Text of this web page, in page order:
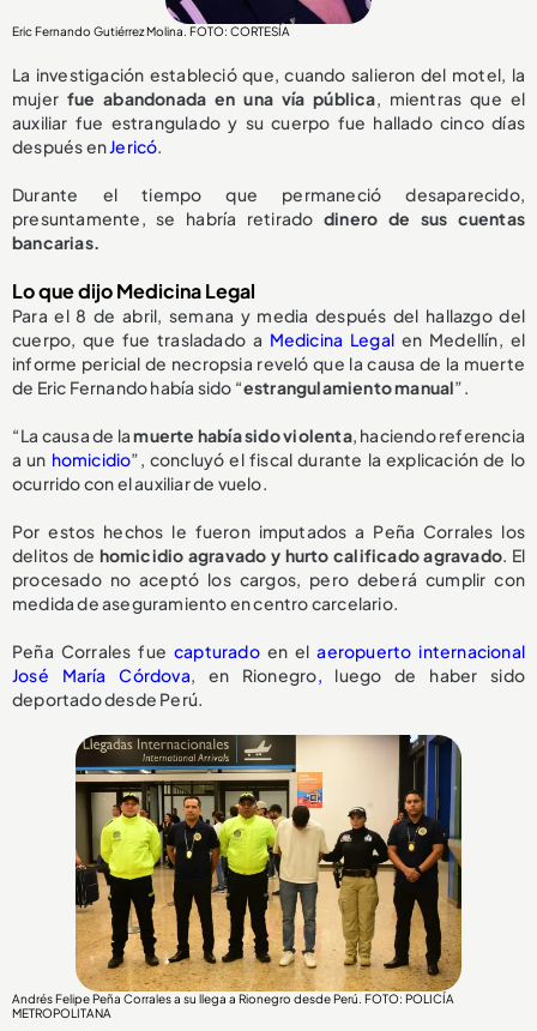
Eric Fernando Gutiérrez Molina. FOTO: CORTESÍA
La investigación estableció que, cuando salieron del motel, la
mujer fue abandonada en una vía pública, mientras que el
auxiliar fue estrangulado y su cuerpo fue hallado cinco días
después enJericó.
Durante el tiempo que permaneció desaparecido,
presuntamente, se habría retirado dinero de sus cuentas
bancarias.
Lo que dijo Medicina Legal
Para el 8 de abril, semana y media después del hallazgo del
cuerpo, que fue trasladado a Medicina Legal en Medellín, el
informe pericial de necropsia reveló que la causa de la muerte
de Eric Fernando había sido “estrangulamiento manual”.
“La causa de lamuerte había sido violenta, haciendo referencia
a un homicidio”, concluyó el fiscal durante la explicación de lo
ocurrido con el auxiliar de vuelo.
Por estos hechos le fueron imputados a Peña Corrales los
delitos de homicidio agravado y hurto calificado agravado. El
procesado no aceptó los cargos, pero deberá cumplir con
medida de aseguramiento en centro carcelario.
Peña Corrales fue capturadoen elaeropuerto internacional
José María Córdova, en Rionegro, luego de haber sido
deportado desde Perú.
Andrés Felipe Peña Corrales a su llega a Rionegro desde Perú. FOTO: POLICÍA
METROPOLITANA